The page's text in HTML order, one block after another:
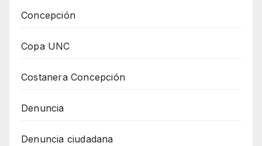
Concepción
Copa UNC
Costanera Concepción
Denuncia
Denuncia ciudadana